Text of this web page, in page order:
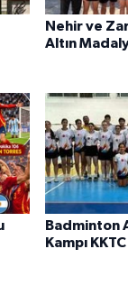
Nehir ve
Altın
Badminton
Kampı